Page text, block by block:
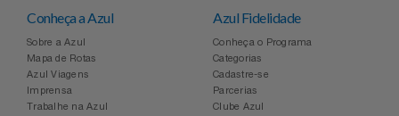
Conheça a Azul
Sobre a Azul
Mapa de Rotas
Azul Viagens
Imprensa
Trabalhe na Azul
Azul Fidelidade
Conheça o Programa
Categorias
Cadastre-se
Parcerias
Clube Azul